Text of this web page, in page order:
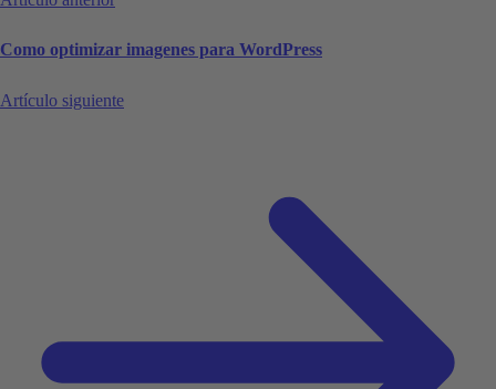
Como optimizar imagenes para WordPress
Artículo siguiente